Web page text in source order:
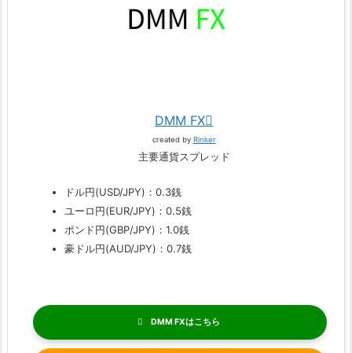
DMM FX
created by Rinker
主要通貨スプレッド
ドル円(USD/JPY)：0.3銭
ユーロ円(EUR/JPY)：0.5銭
ポンド円(GBP/JPY)：1.0銭
豪ドル円(AUD/JPY)：0.7銭
DMM FX